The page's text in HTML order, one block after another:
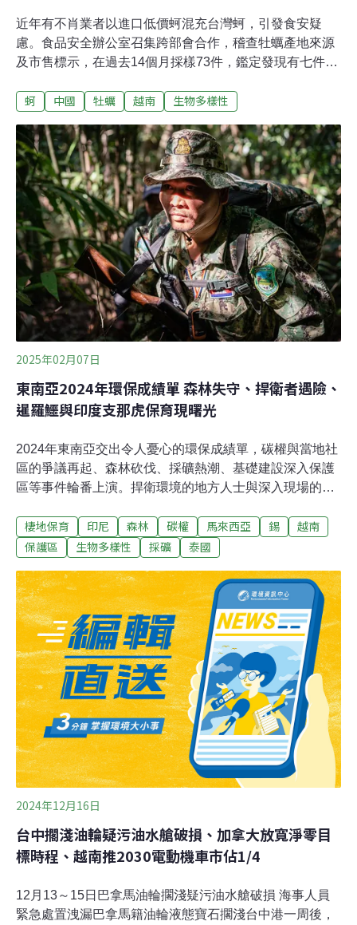
近年有不肖業者以進口低價蚵混充台灣蚵，引發食安疑
慮。食品安全辦公室召集跨部會合作，稽查牡蠣產地來源
及市售標示，在過去14個月採樣73件，鑑定發現有七件為
強調將加強輔導金門、馬祖等離島縣政府推動牡蠣養殖管
法流入台灣。一成「台灣蚵」證實是混充漁業署於18日發
新聞稿稱，2023年12月至2025年1月期間，漁業署在73件
採樣中，發現七件境外混充蚵，占比約一成（9.6%），這
七件均已移送檢調並依《食品安全衛生管理法》、《刑
法》詐欺取財等罪偵辦。目前已有2個商家被罰10~20萬
元，另外5案還在偵查中。農業部漁業署2021年成立跨部
會「牡蠣養殖輔導工作團隊」，涵蓋養殖技術、設備管
理、加工安全及市場行銷；農業部水產試驗所亦於2023年
底公布開發牡蠣產地鑑別技術，協助「台灣蚵」驗明正
身。目前國產牡蠣溯源
蚵 中國 牡蠣 越南 生物多樣性
2025年02月07日
東南亞2024年環保成績單 森林失守、捍衛者遇險、
暹羅鱷與印度支那虎保育現曙光
2024年東南亞交出令人憂心的環保成績單，碳權與當地社
區的爭議再起、森林砍伐、採礦熱潮、基礎建設深入保護
區等事件輪番上演。捍衛環境的地方人士與深入現場的記
成長、馬來西亞原住民族群的法律勝仗，這些消息帶給人
們喜悅與希望，迎向2025年。東南亞的碳權困境碳抵換市
方實施環境計畫，藉此獲取碳抵換額度（Carbon offset
credit，俗稱碳權），用以抵換企業的碳排。保護森林或種
樹都是常見的減碳計畫。柬埔寨的南豆蔻REDD+
（Southern Cardamom REDD+）專案就是一例。南豆蔻
計畫目標是保護逾45萬公頃的森林免遭砍伐，卻爭議不
斷。《法新社》報導，當地人權組織舉發這項計畫涉及強
制驅逐住民、摧毀農作物、焚燒稻米等行為，所以計畫一
度中止。在碳權核發機構Verra介入調查後，2024年
棲地保育 印尼 森林 碳權 馬來西亞 錫
越南
保護區
生物多樣性 採礦 泰國
2024年12月16日
台中擱淺油輪疑污油水艙破損、加拿大放寬淨零目
標時程、越南推2030電動機車市佔1/4
12月13～15日巴拿馬油輪擱淺疑污油水艙破損 海事人員
緊急處置洩漏巴拿馬籍油輪液態寶石擱淺台中港一周後，